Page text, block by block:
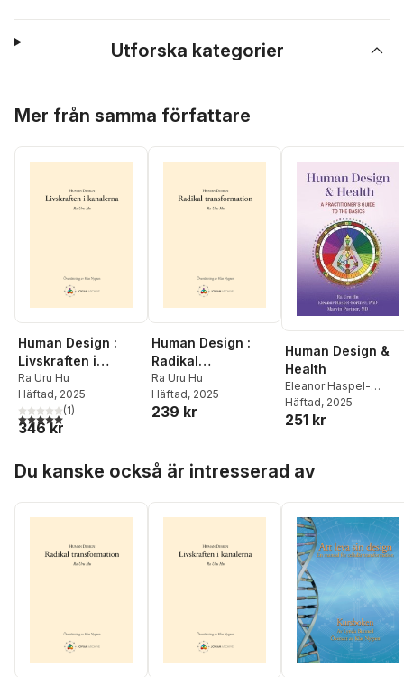
Utforska kategorier
Mer från samma författare
Human Design :
Livskraften i
kanalerna
Ra Uru Hu
Häftad, 2025
5,0utav 5 stjärnor. Totalt antal röster:
(1)
346 kr
Human Design :
Radikal
transformation
Ra Uru Hu
Häftad, 2025
239 kr
Human Design &
Health
Eleanor Haspel-
Portner ,Ra Uru Hu
Marvin Portner
Häftad, 2025
251 kr
Du kanske också är intresserad av